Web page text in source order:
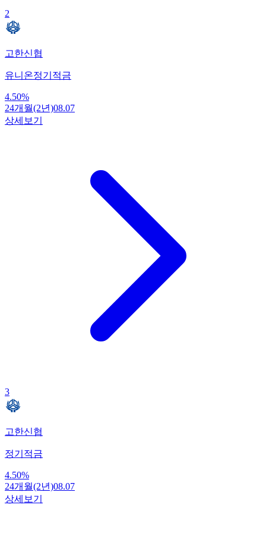
2
고한신협
유니온정기적금
4.50%
24개월(2년)08.07
상세보기
3
고한신협
정기적금
4.50%
24개월(2년)08.07
상세보기